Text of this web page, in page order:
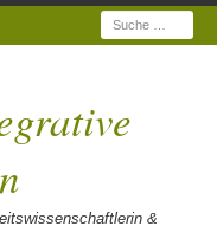
Suche
&